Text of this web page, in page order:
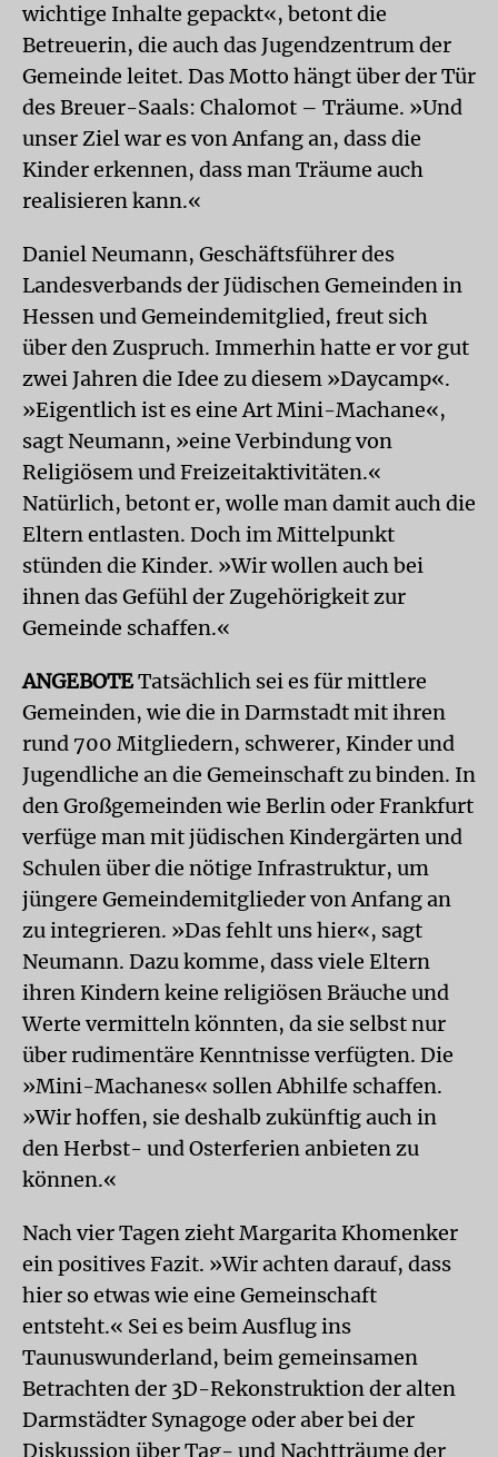
wichtige Inhalte gepackt«, betont die
Betreuerin, die auch das Jugendzentrum der
Gemeinde leitet. Das Motto hängt über der Tür
des Breuer-Saals: Chalomot – Träume. »Und
unser Ziel war es von Anfang an, dass die
Kinder erkennen, dass man Träume auch
realisieren kann.«
Daniel Neumann, Geschäftsführer des
Landesverbands der Jüdischen Gemeinden in
Hessen und Gemeindemitglied, freut sich
über den Zuspruch. Immerhin hatte er vor gut
zwei Jahren die Idee zu diesem »Daycamp«.
»Eigentlich ist es eine Art Mini-Machane«,
sagt Neumann, »eine Verbindung von
Religiösem und Freizeitaktivitäten.«
Natürlich, betont er, wolle man damit auch die
Eltern entlasten. Doch im Mittelpunkt
stünden die Kinder. »Wir wollen auch bei
ihnen das Gefühl der Zugehörigkeit zur
Gemeinde schaffen.«
ANGEBOTETatsächlich sei es für mittlere
Gemeinden, wie die in Darmstadt mit ihren
rund 700 Mitgliedern, schwerer, Kinder und
Jugendliche an die Gemeinschaft zu binden. In
den Großgemeinden wie Berlin oder Frankfurt
verfüge man mit jüdischen Kindergärten und
Schulen über die nötige Infrastruktur, um
jüngere Gemeindemitglieder von Anfang an
zu integrieren. »Das fehlt uns hier«, sagt
Neumann. Dazu komme, dass viele Eltern
ihren Kindern keine religiösen Bräuche und
Werte vermitteln könnten, da sie selbst nur
über rudimentäre Kenntnisse verfügten. Die
»Mini-Machanes« sollen Abhilfe schaffen.
»Wir hoffen, sie deshalb zukünftig auch in
den Herbst- und Osterferien anbieten zu
können.«
Nach vier Tagen zieht Margarita Khomenker
ein positives Fazit. »Wir achten darauf, dass
hier so etwas wie eine Gemeinschaft
entsteht.« Sei es beim Ausflug ins
Taunuswunderland, beim gemeinsamen
Betrachten der 3D-Rekonstruktion der alten
Darmstädter Synagoge oder aber bei der
Diskussion über Tag- und Nachtträume der